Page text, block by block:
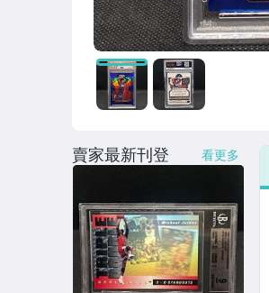
賣家最新刊登 看更多